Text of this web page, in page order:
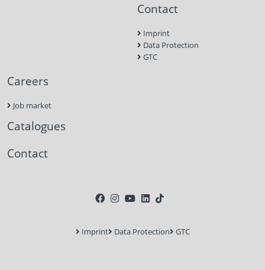
Contact
Imprint
Data Protection
GTC
Careers
Job market
Catalogues
Contact
Imprint Data Protection GTC